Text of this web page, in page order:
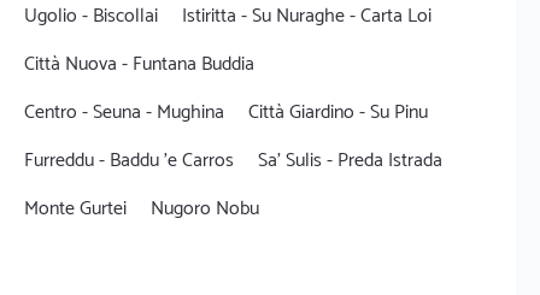
Ugolio - Biscollai
Istiritta - Su Nuraghe - Carta Loi
Città Nuova - Funtana Buddia
Centro - Seuna - Mughina
Città Giardino - Su Pinu
Furreddu - Baddu 'e Carros
Sa' Sulis - Preda Istrada
Monte Gurtei
Nugoro Nobu